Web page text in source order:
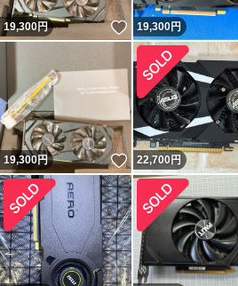
19,300円 いいね！
19,300円
19,300円 いいね！
22,700円